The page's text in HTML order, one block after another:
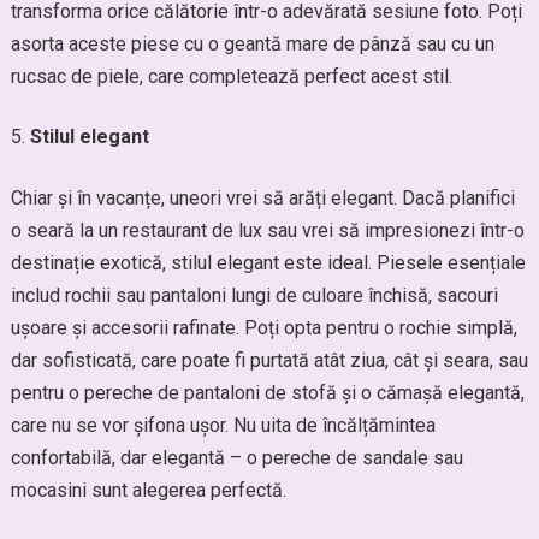
transforma orice călătorie într-o adevărată sesiune foto. Poți
asorta aceste piese cu o geantă mare de pânză sau cu un
rucsac de piele, care completează perfect acest stil.
Stilul elegant
Chiar și în vacanțe, uneori vrei să arăți elegant. Dacă planifici
o seară la un restaurant de lux sau vrei să impresionezi într-o
destinație exotică, stilul elegant este ideal. Piesele esențiale
includ rochii sau pantaloni lungi de culoare închisă, sacouri
ușoare și accesorii rafinate. Poți opta pentru o rochie simplă,
dar sofisticată, care poate fi purtată atât ziua, cât și seara, sau
pentru o pereche de pantaloni de stofă și o cămașă elegantă,
care nu se vor șifona ușor. Nu uita de încălțămintea
confortabilă, dar elegantă – o pereche de sandale sau
mocasini sunt alegerea perfectă.